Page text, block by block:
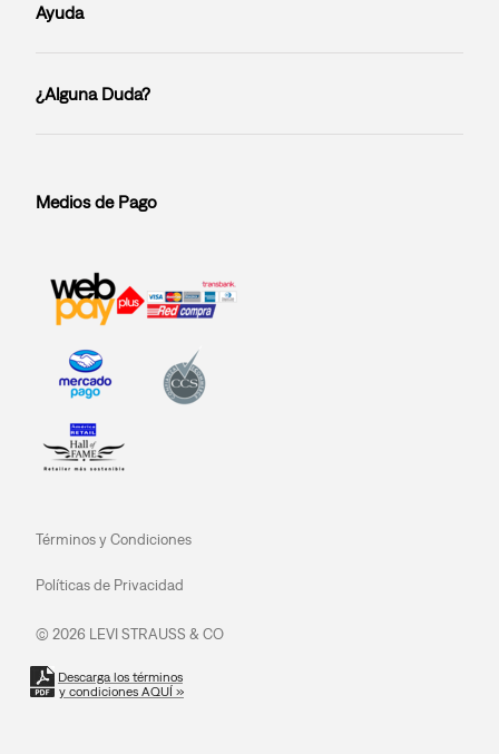
Ayuda
¿Alguna Duda?
Medios de Pago
Términos y Condiciones
Políticas de Privacidad
© 2026 LEVI STRAUSS & CO
Descarga los términos
y condiciones AQUÍ »